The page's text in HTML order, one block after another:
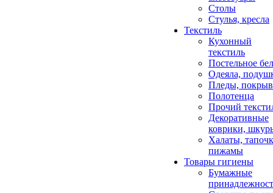
Столы
Стулья, кресла
Текстиль
Кухонный
текстиль
Постельное
Одеяла,
Пледы,
Полотенца
Прочий
Декоративные
коврики,
Халаты,
пижамы
Товары гигиены
Бумажные